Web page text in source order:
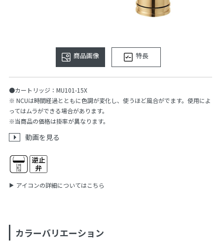
商品画像 特長
●カートリッジ：MU101-15X
※ NCUは時間経過とともに色調が変化し、使うほど風合がでます。使用によ
ってはムラができる場合があります。
※当商品の価格は掛率が異なります。
動画を見る
アイコンの詳細についてはこちら
カラーバリエーション